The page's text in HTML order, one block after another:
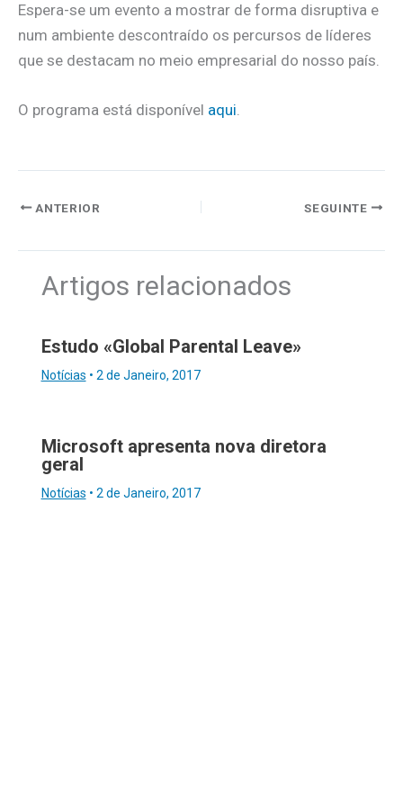
Espera-se um evento a mostrar de forma disruptiva e
num ambiente descontraído os percursos de líderes
que se destacam no meio empresarial do nosso país.
O programa está disponível aqui.
ANTERIOR SEGUINTE
Artigos relacionados
Estudo «Global Parental Leave»
Notícias • 2 de Janeiro, 2017
Microsoft apresenta nova diretora
geral
Notícias • 2 de Janeiro, 2017